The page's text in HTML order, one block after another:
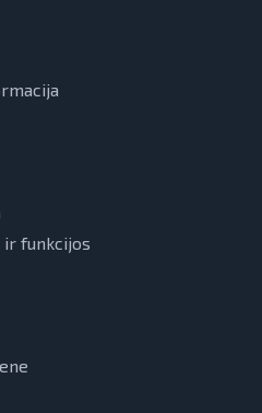
ir funkcijos